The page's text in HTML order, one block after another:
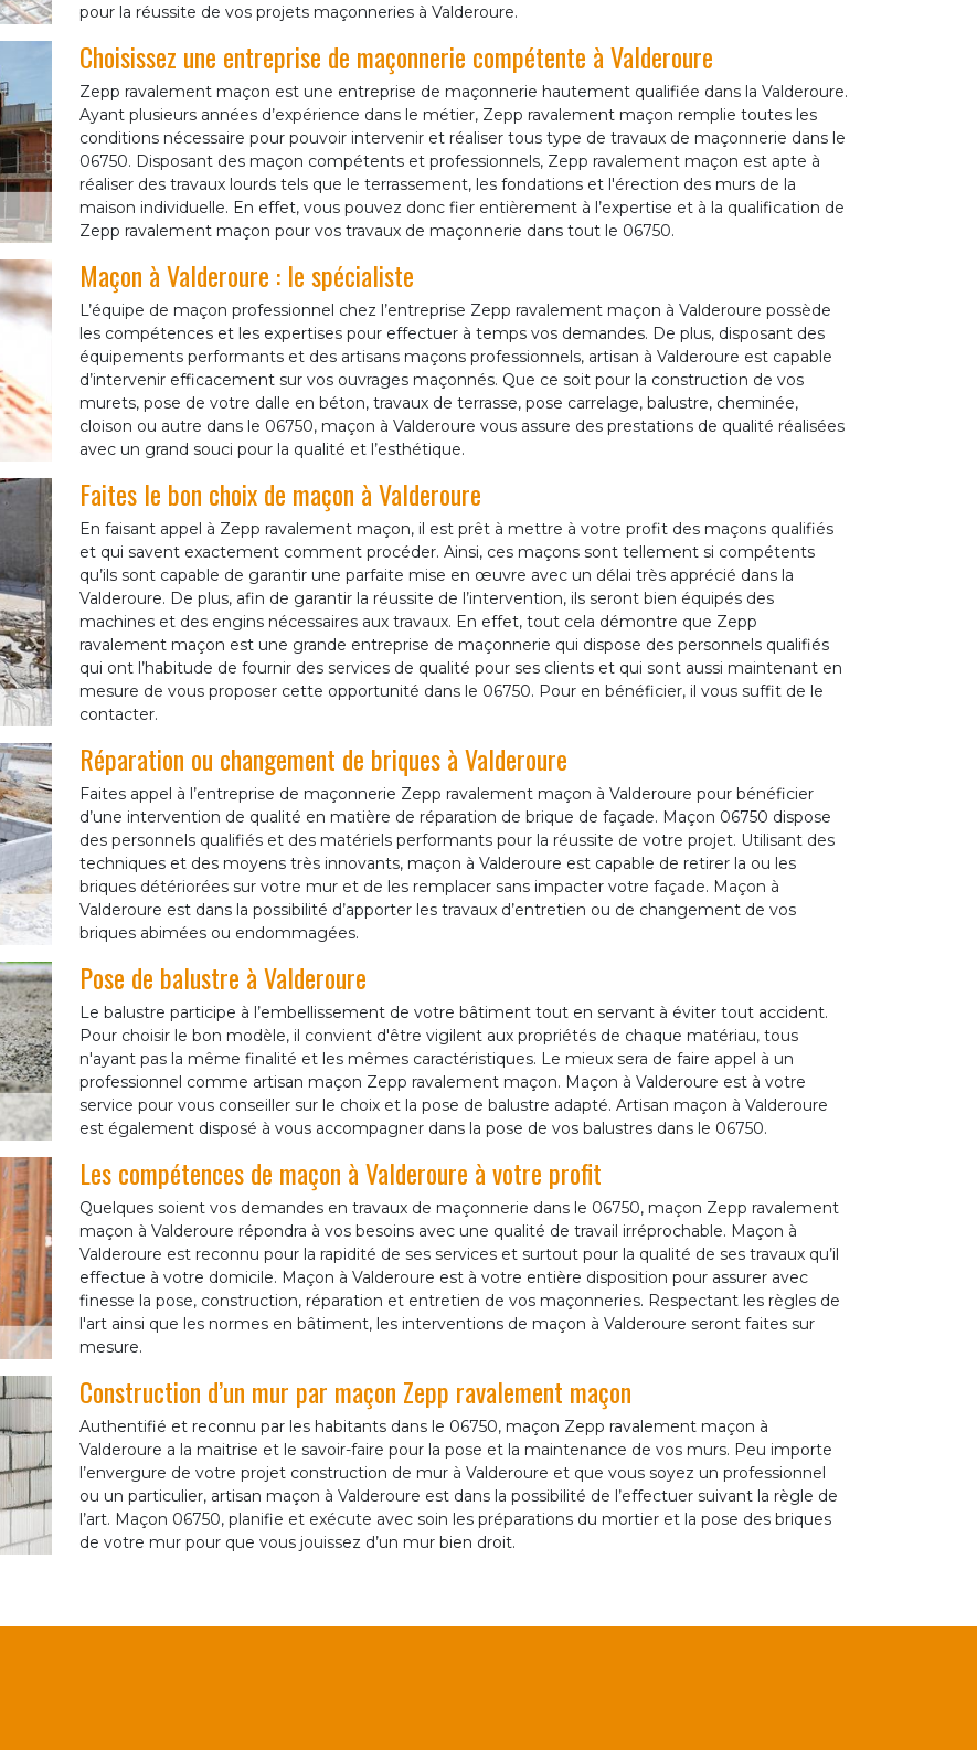
pour la réussite de vos projets maçonneries à Valderoure.
Choisissez une entreprise de maçonnerie compétente à Valderoure
Zepp ravalement maçon est une entreprise de maçonnerie hautement qualifiée dans la Valderoure.
Ayant plusieurs années d’expérience dans le métier, Zepp ravalement maçon remplie toutes les
conditions nécessaire pour pouvoir intervenir et réaliser tous type de travaux de maçonnerie dans le
06750. Disposant des maçon compétents et professionnels, Zepp ravalement maçon est apte à
réaliser des travaux lourds tels que le terrassement, les fondations et l'érection des murs de la
maison individuelle. En effet, vous pouvez donc fier entièrement à l’expertise et à la qualification de
Zepp ravalement maçon pour vos travaux de maçonnerie dans tout le 06750.
Maçon à Valderoure : le spécialiste
L’équipe de maçon professionnel chez l’entreprise Zepp ravalement maçon à Valderoure possède
les compétences et les expertises pour effectuer à temps vos demandes. De plus, disposant des
équipements performants et des artisans maçons professionnels, artisan à Valderoure est capable
d’intervenir efficacement sur vos ouvrages maçonnés. Que ce soit pour la construction de vos
murets, pose de votre dalle en béton, travaux de terrasse, pose carrelage, balustre, cheminée,
cloison ou autre dans le 06750, maçon à Valderoure vous assure des prestations de qualité réalisées
avec un grand souci pour la qualité et l’esthétique.
Faites le bon choix de maçon à Valderoure
En faisant appel à Zepp ravalement maçon, il est prêt à mettre à votre profit des maçons qualifiés
et qui savent exactement comment procéder. Ainsi, ces maçons sont tellement si compétents
qu’ils sont capable de garantir une parfaite mise en œuvre avec un délai très apprécié dans la
Valderoure. De plus, afin de garantir la réussite de l’intervention, ils seront bien équipés des
machines et des engins nécessaires aux travaux. En effet, tout cela démontre que Zepp
ravalement maçon est une grande entreprise de maçonnerie qui dispose des personnels qualifiés
qui ont l’habitude de fournir des services de qualité pour ses clients et qui sont aussi maintenant en
mesure de vous proposer cette opportunité dans le 06750. Pour en bénéficier, il vous suffit de le
contacter.
Réparation ou changement de briques à Valderoure
Faites appel à l’entreprise de maçonnerie Zepp ravalement maçon à Valderoure pour bénéficier
d’une intervention de qualité en matière de réparation de brique de façade. Maçon 06750 dispose
des personnels qualifiés et des matériels performants pour la réussite de votre projet. Utilisant des
techniques et des moyens très innovants, maçon à Valderoure est capable de retirer la ou les
briques détériorées sur votre mur et de les remplacer sans impacter votre façade. Maçon à
Valderoure est dans la possibilité d’apporter les travaux d’entretien ou de changement de vos
briques abimées ou endommagées.
Pose de balustre à Valderoure
Le balustre participe à l’embellissement de votre bâtiment tout en servant à éviter tout accident.
Pour choisir le bon modèle, il convient d'être vigilent aux propriétés de chaque matériau, tous
n'ayant pas la même finalité et les mêmes caractéristiques. Le mieux sera de faire appel à un
professionnel comme artisan maçon Zepp ravalement maçon. Maçon à Valderoure est à votre
service pour vous conseiller sur le choix et la pose de balustre adapté. Artisan maçon à Valderoure
est également disposé à vous accompagner dans la pose de vos balustres dans le 06750.
Les compétences de maçon à Valderoure à votre profit
Quelques soient vos demandes en travaux de maçonnerie dans le 06750, maçon Zepp ravalement
maçon à Valderoure répondra à vos besoins avec une qualité de travail irréprochable. Maçon à
Valderoure est reconnu pour la rapidité de ses services et surtout pour la qualité de ses travaux qu’il
effectue à votre domicile. Maçon à Valderoure est à votre entière disposition pour assurer avec
finesse la pose, construction, réparation et entretien de vos maçonneries. Respectant les règles de
l'art ainsi que les normes en bâtiment, les interventions de maçon à Valderoure seront faites sur
mesure.
Construction d’un mur par maçon Zepp ravalement maçon
Authentifié et reconnu par les habitants dans le 06750, maçon Zepp ravalement maçon à
Valderoure a la maitrise et le savoir-faire pour la pose et la maintenance de vos murs. Peu importe
l’envergure de votre projet construction de mur à Valderoure et que vous soyez un professionnel
ou un particulier, artisan maçon à Valderoure est dans la possibilité de l’effectuer suivant la règle de
l’art. Maçon 06750, planifie et exécute avec soin les préparations du mortier et la pose des briques
de votre mur pour que vous jouissez d’un mur bien droit.